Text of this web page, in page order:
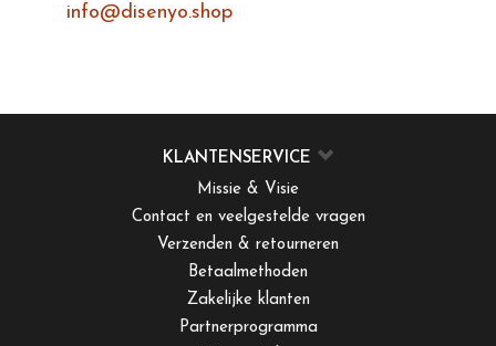
info@disenyo.shop
KLANTENSERVICE
Missie & Visie
Contact en veelgestelde vragen
Verzenden & retourneren
Betaalmethoden
Zakelijke klanten
Partnerprogramma